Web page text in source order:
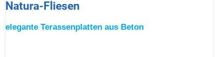
Natura-Fliesen
elegante Terassenplatten aus Beton